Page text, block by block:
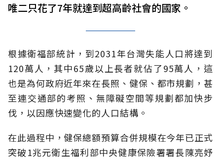
唯二只花了7年就達到超高齡社會的國家。
根據衛福部統計，到2031年台灣失能人口將達到
120萬人，其中65歲以上長者就佔了95萬人，這
也是為何政府近年來在長照、健保、都市規劃，甚
至連交通部的考照、無障礙空間等規劃都加快步
伐，以因應快速變化的人口結構。
在此過程中，健保總額預算合併規模在今年已正式
突破1兆元衛生福利部中央健康保險署署長陳亮妤